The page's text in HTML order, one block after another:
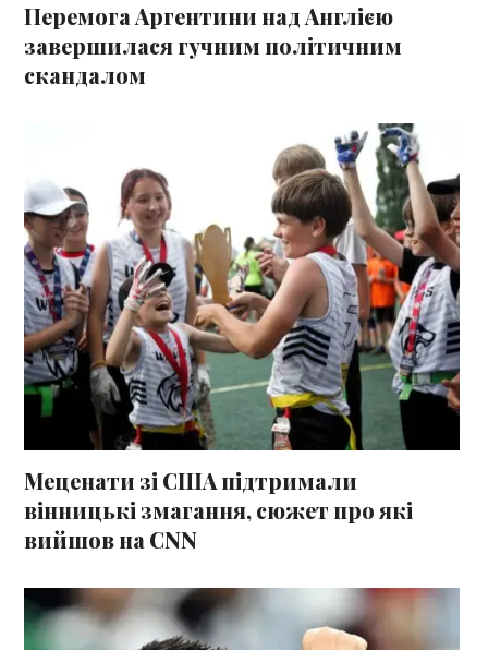
Перемога Аргентини над Англією
завершилася гучним політичним
скандалом
Меценати зі США підтримали
вінницькі змагання, сюжет про які
вийшов на CNN